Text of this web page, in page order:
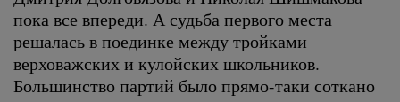
пока все впереди. А судьба первого места
решалась в поединке между тройками
верховажских и кулойских школьников.
Большинство партий было прямо-таки соткано